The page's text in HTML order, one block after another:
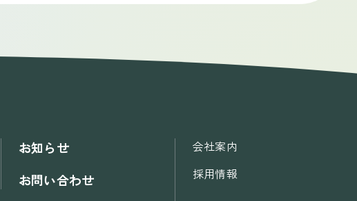
お知らせ
お問い合わせ
会社案内
採用情報